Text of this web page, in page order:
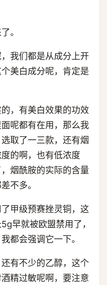
。
我们都是从成分上开
美白成分呢，肯定是
，有美白效果的功效
呢都有在用，那么我
取了一三款，还有烟
的啊，也有低浓度
烟酰胺的实际的含量
不多。
甲级预赛挫灵铜，这
早就被欧盟禁用了，
都会强调它一下。
有不少的乙醇，这个
精过敏呢啊，要注意